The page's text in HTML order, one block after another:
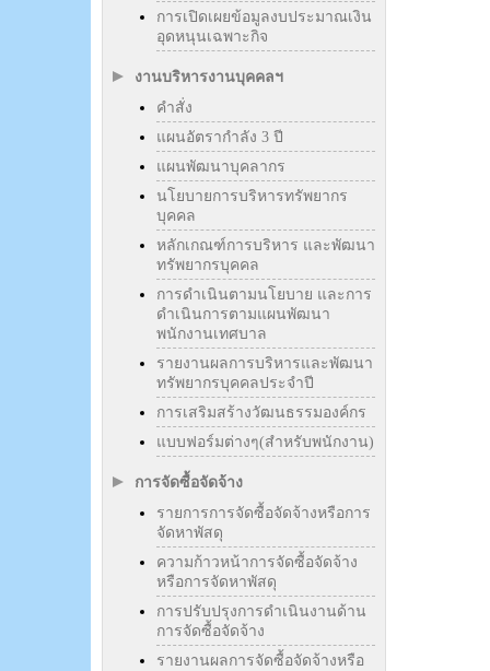
การเปิดเผยข้อมูลงบประมาณเงิน
อุดหนุนเฉพาะกิจ
งานบริหารงานบุคคลฯ
คำสั่ง
แผนอัตรากำลัง 3 ปี
แผนพัฒนาบุคลากร
นโยบายการบริหารทรัพยากร
บุคคล
หลักเกณฑ์การบริหาร และพัฒนา
ทรัพยากรบุคคล
การดำเนินตามนโยบาย และการ
ดำเนินการตามแผนพัฒนา
พนักงานเทศบาล
รายงานผลการบริหารและพัฒนา
ทรัพยากรบุคคลประจำปี
การเสริมสร้างวัฒนธรรมองค์กร
แบบฟอร์มต่างๆ(สำหรับพนักงาน)
การจัดซื้อจัดจ้าง
รายการการจัดซื้อจัดจ้างหรือการ
จัดหาพัสดุ
ความก้าวหน้าการจัดซื้อจัดจ้าง
หรือการจัดหาพัสดุ
การปรับปรุงการดำเนินงานด้าน
การจัดซื้อจัดจ้าง
รายงานผลการจัดซื้อจัดจ้างหรือ